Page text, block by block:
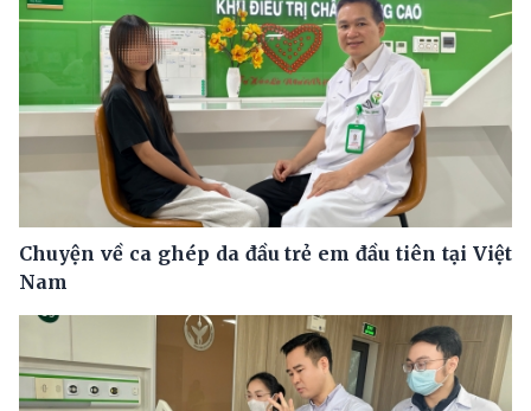
Chuyện về ca ghép da đầu trẻ em đầu tiên tại Việt
Nam